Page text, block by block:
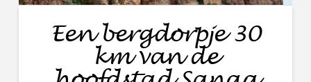
Een bergdorpje 30
km van de